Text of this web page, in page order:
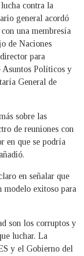
contra la
general acordó
una membresía
de Naciones
para
Asuntos Políticos y
General de
sobre las
de reuniones con
en que se podría
en señalar que
modelo exitoso para
son los corruptos y
luchar. La
y el Gobierno del